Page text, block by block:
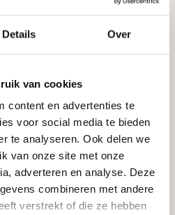
Details Over
van cookies
content en advertenties te
voor social media te bieden
te analyseren. Ook delen we
van onze site met onze
adverteren en analyse. Deze
combineren met andere
verstrekt of die ze hebben
iets groter dan de Homestar MT.
310 ml €8,95